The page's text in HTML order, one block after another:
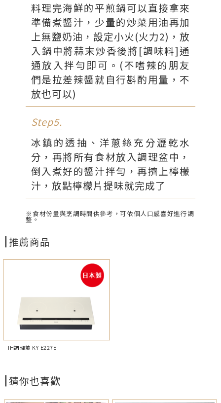
料理完海鮮的平煎鍋可以直接拿來
準備煮醬汁，少量的炒菜用油再加
上無鹽奶油，設定小火(火力2)，放
入鍋中將蒜末炒香後將[調味料]通
通放入拌勻即可。(不嗜辣的朋友
們是拉差辣醬就自行斟酌用量，不
放也可以)
Step5.
冰鎮的透抽、洋蔥絲充分瀝乾水
分，再將所有食材放入調理盆中，
倒入煮好的醬汁拌勻，再擠上檸檬
汁，放點檸檬片提味就完成了
※食材份量與烹調時間供參考，可依個人口感喜好進行調
整。
推薦商品
IH調理爐 KY-E227E
猜你也喜歡